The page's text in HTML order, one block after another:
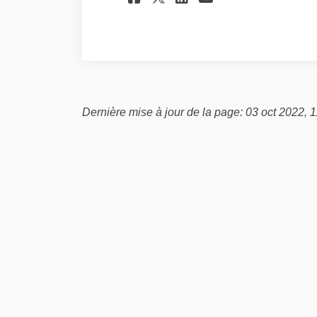
Dernière mise à jour de la page: 03 oct 2022,